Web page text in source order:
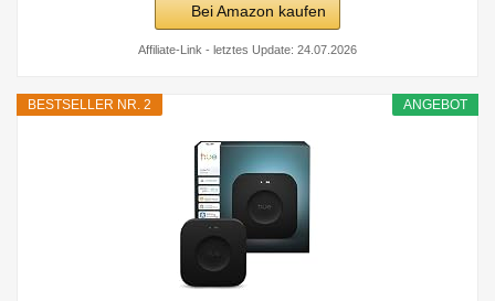
Bei Amazon kaufen
Affiliate-Link - letztes Update: 24.07.2026
ANGEBOT
BESTSELLER NR. 2